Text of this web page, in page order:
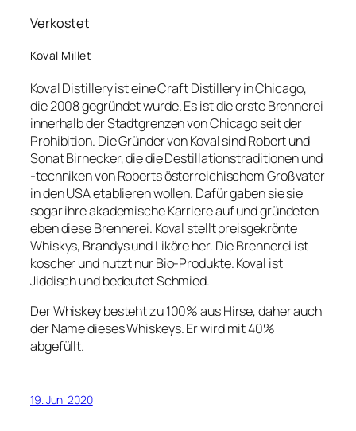
Verkostet
Koval Millet
Koval Distillery ist eine Craft Distillery in Chicago,
die 2008 gegründet wurde. Es ist die erste Brennerei
innerhalb der Stadtgrenzen von Chicago seit der
Prohibition. Die Gründer von Koval sind Robert und
Sonat Birnecker, die die Destillationstraditionen und
-techniken von Roberts österreichischem Großvater
in den USA etablieren wollen. Dafür gaben sie sie
sogar ihre akademische Karriere auf und gründeten
eben diese Brennerei. Koval stellt preisgekrönte
Whiskys, Brandys und Liköre her. Die Brennerei ist
koscher und nutzt nur Bio-Produkte. Koval ist
Jiddisch und bedeutet Schmied.
Der Whiskey besteht zu 100% aus Hirse, daher auch
der Name dieses Whiskeys. Er wird mit 40%
abgefüllt.
19. Juni 2020